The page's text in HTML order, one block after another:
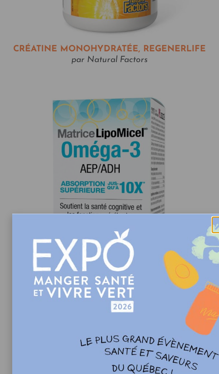
CRÉATINE MONOHYDRATÉE, REGENERLIFE
par Natural Factors
OMÉGA-3 MATRICE LIPOMICEL